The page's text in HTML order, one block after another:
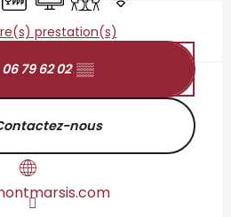
prestation(s)
06 79 62 02 ▒▒
nous